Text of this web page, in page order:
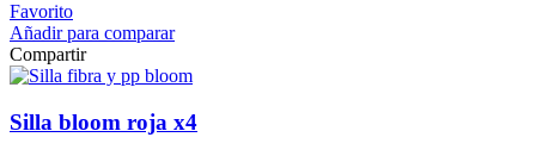
Favorito
Añadir para comparar
Compartir
Silla bloom roja x4